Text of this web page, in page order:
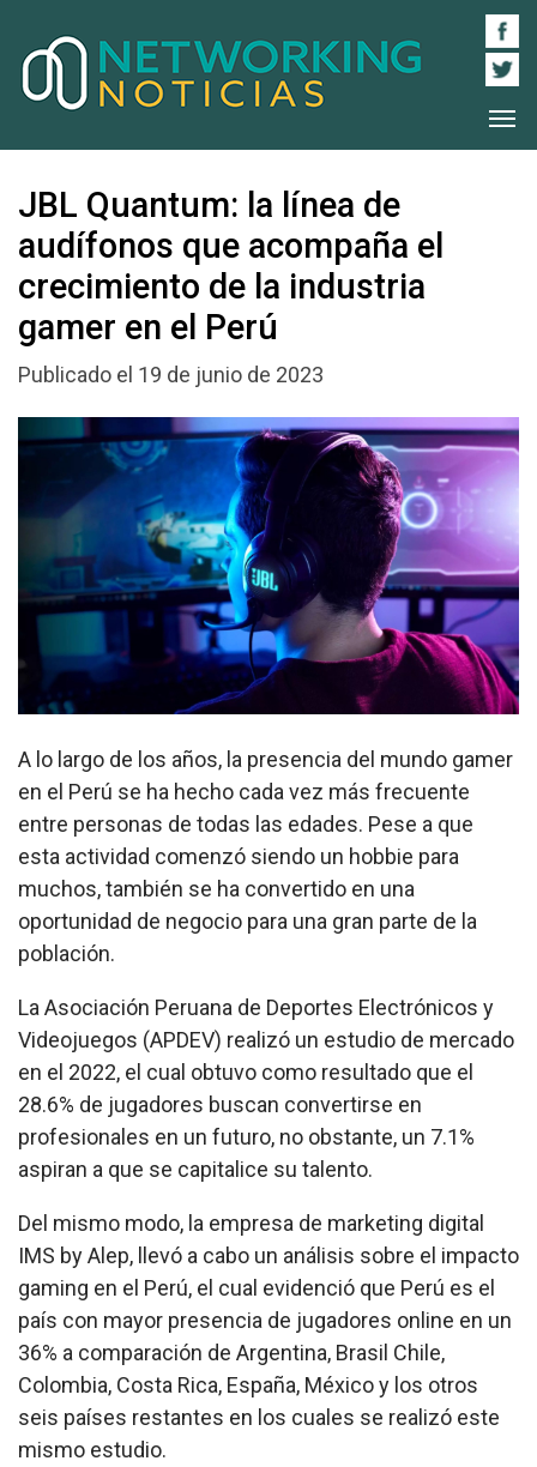
JBL Quantum: la línea de
audífonos que acompaña el
crecimiento de la industria
gamer en el Perú
Publicado el 19 de junio de 2023
A lo largo de los años, la presencia del mundo gamer
en el Perú se ha hecho cada vez más frecuente
entre personas de todas las edades. Pese a que
esta actividad comenzó siendo un hobbie para
muchos, también se ha convertido en una
oportunidad de negocio para una gran parte de la
población.
La Asociación Peruana de Deportes Electrónicos y
Videojuegos (APDEV) realizó un estudio de mercado
en el 2022, el cual obtuvo como resultado que el
28.6% de jugadores buscan convertirse en
profesionales en un futuro, no obstante, un 7.1%
aspiran a que se capitalice su talento.
Del mismo modo, la empresa de marketing digital
IMS by Alep, llevó a cabo un análisis sobre el impacto
gaming en el Perú, el cual evidenció que Perú es el
país con mayor presencia de jugadores online en un
36% a comparación de Argentina, Brasil Chile,
Colombia, Costa Rica, España, México y los otros
seis países restantes en los cuales se realizó este
mismo estudio.